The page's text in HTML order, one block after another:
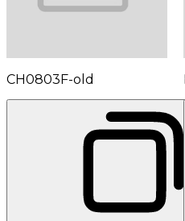
CH0803F-old